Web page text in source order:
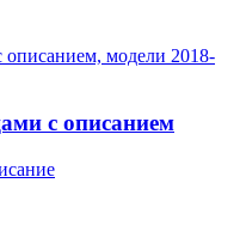
с описанием